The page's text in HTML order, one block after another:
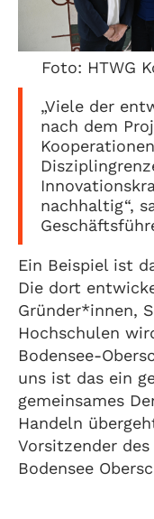
Foto: HTWG
„Viele der
nach dem
nachhaltig“,
Ein Beispiel ist
Die dort
Gründer*innen,
Hochschulen
Bodensee-
uns ist das ein
gemeinsames
Handeln
Vorsitzender
Bodensee